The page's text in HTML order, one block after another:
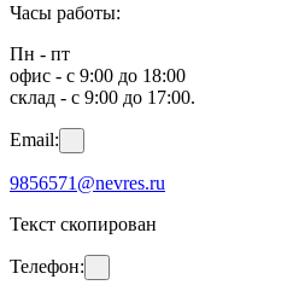
Часы работы:
Пн - пт
офис - с 9:00 до 18:00
склад - с 9:00 до 17:00.
Email:
9856571@nevres.ru
Текст скопирован
Телефон: